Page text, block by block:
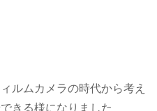
ルムカメラの時代から考え
きる様になりました